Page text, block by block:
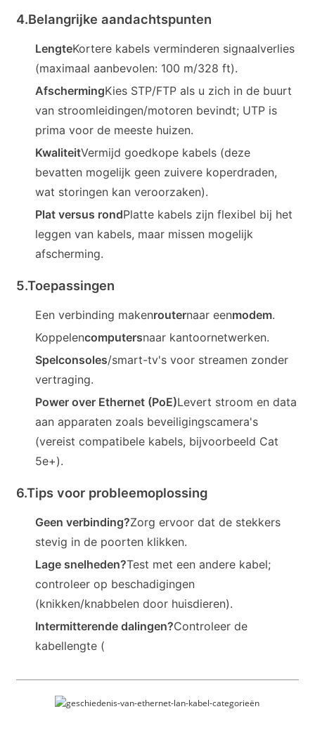
4.Belangrijke aandachtspunten
LengteKortere kabels verminderen signaalverlies
(maximaal aanbevolen: 100 m/328 ft).
AfschermingKies STP/FTP als u zich in de buurt
van stroomleidingen/motoren bevindt; UTP is
prima voor de meeste huizen.
KwaliteitVermijd goedkope kabels (deze
bevatten mogelijk geen zuivere koperdraden,
wat storingen kan veroorzaken).
Plat versus rondPlatte kabels zijn flexibel bij het
leggen van kabels, maar missen mogelijk
afscherming.
5.Toepassingen
Een verbinding makenrouternaar eenmodem.
Koppelencomputersnaar kantoornetwerken.
Spelconsoles/smart-tv's voor streamen zonder
vertraging.
Power over Ethernet (PoE)Levert stroom en data
aan apparaten zoals beveiligingscamera's
(vereist compatibele kabels, bijvoorbeeld Cat
5e+).
6.Tips voor probleemoplossing
Geen verbinding?Zorg ervoor dat de stekkers
stevig in de poorten klikken.
Lage snelheden?Test met een andere kabel;
controleer op beschadigingen
(knikken/knabbelen door huisdieren).
Intermitterende dalingen?Controleer de
kabellengte (